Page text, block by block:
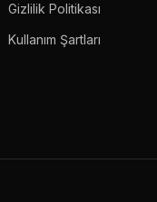
Gizlilik Politikası
Kullanım Şartları